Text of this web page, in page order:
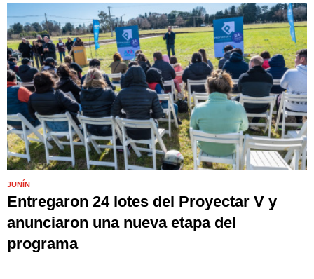
JUNÍN
Entregaron 24 lotes del Proyectar V y
anunciaron una nueva etapa del
programa